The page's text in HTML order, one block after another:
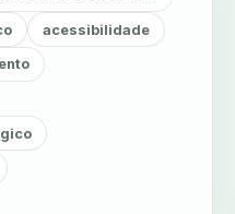
acessibilidade